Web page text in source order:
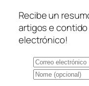
Recibe un
artigos e
electrónico!